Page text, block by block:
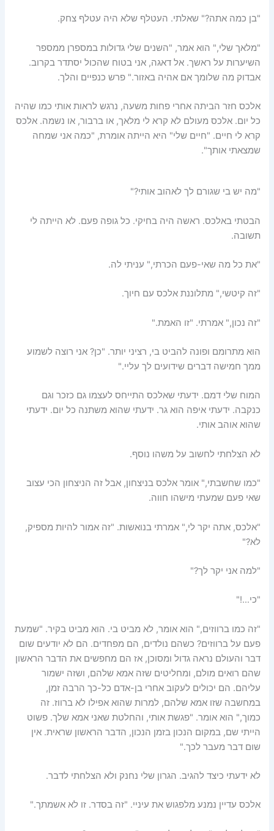
"בן כמה אתה?" שאלתי. העטלף שלא היה עטלף צחק.
"מלאך שלי," הוא אמר, "השנים שלי גדולות במספרן ממספר
השיערות על ראשך. אל דאגה, אני בטוח שהכול יסתדר בקרוב.
אבדוק מה שלומך אם אהיה באזור." פרש כנפיים והלך.
אלכס חזר הביתה אחרי פחות משעה, נרגש לראות אותי כמו שהיה
כל יום. אלכס מעולם לא קרא לי מלאך, או ברבור, או נשמה. אלכס
קרא לי חיים. "חיים שלי" היא הייתה אומרת, "כמה אני שמחה
שמצאתי אותך".
"מה יש בי שגורם לך לאהוב אותי?"
הבטתי באלכס. ראשה היה בחיקי. כל גופה פעם. לא הייתה לי
תשובה.
"את כל מה שאי-פעם הכרתי," עניתי לה.
"זה קיטשי," מתלוננת אלכס עם חיוך.
"זה נכון," אמרתי. "זו האמת."
הוא מתרומם ופונה להביט בי, רציני יותר. "כן? אני רוצה לשמוע
ממך חמישה דברים שידועים לך עליי."
המוח שלי דמם. ידעתי שאלכס התייחס לעצמו גם כזכר וגם
כנקבה. ידעתי איפה הוא גר. ידעתי שהוא משתנה כל יום. ידעתי
שהוא אוהב אותי.
לא הצלחתי לחשוב על משהו נוסף.
"כמו שחשבתי," אומר אלכס בניצחון, אבל זה הניצחון הכי עצוב
שאי פעם שמעתי מישהו חווה.
"אלכס, אתה יקר לי," אמרתי בנואשות. "זה אמור להיות מספיק,
לא?"
"למה אני יקר לך?"
"כי…!"
"זה כמו ברווזים," הוא אומר, לא מביט בי. הוא מביט בקיר. "שמעת
פעם על ברווזים? כשהם נולדים, הם מפחדים. הם לא יודעים שום
דבר והעולם נראה גדול ומסוכן, אז הם מחפשים את הדבר הראשון
שהם רואים מולם, ומחליטים שזה אמא שלהם, ושזה ישמור
עליהם. הם יכולים לעקוב אחרי בן-אדם כל-כך הרבה זמן,
במחשבה שזו אמא שלהם, למרות שהוא אפילו לא ברווז. זה
כמוך," הוא אומר. "פגשת אותי, והחלטת שאני אמא שלך. פשוט
הייתי שם, במקום הנכון בזמן הנכון, הדבר הראשון שראית. אין
שום דבר מעבר לכך."
לא ידעתי כיצד להגיב. הגרון שלי נחנק ולא הצלחתי לדבר.
אלכס עדיין נמנע מלפגוש את עיניי. "זה בסדר. זו לא אשמתך."